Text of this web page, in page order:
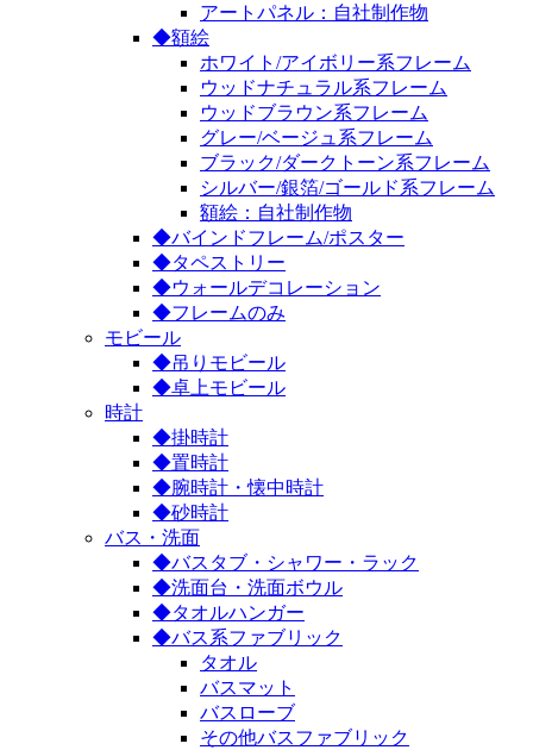
アートパネル：自社制作物
◆額絵
ホワイト/アイボリー系フレーム
ウッドナチュラル系フレーム
ウッドブラウン系フレーム
グレー/ベージュ系フレーム
ブラック/ダークトーン系フレーム
シルバー/銀箔/ゴールド系フレーム
額絵：自社制作物
◆バインドフレーム/ポスター
◆タペストリー
◆ウォールデコレーション
◆フレームのみ
モビール
◆吊りモビール
◆卓上モビール
時計
◆掛時計
◆置時計
◆腕時計・懐中時計
◆砂時計
バス・洗面
◆バスタブ・シャワー・ラック
◆洗面台・洗面ボウル
◆タオルハンガー
◆バス系ファブリック
タオル
バスマット
バスローブ
その他バスファブリック